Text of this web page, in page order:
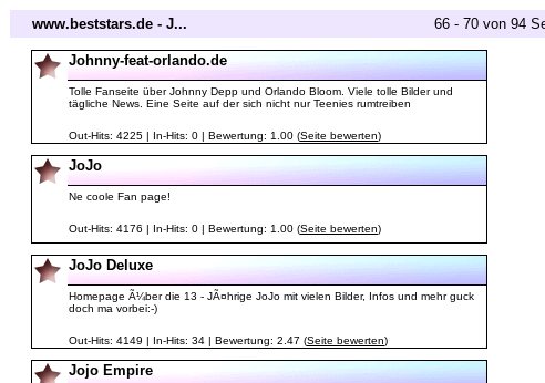
www.beststars.de - J... 66 - 70 von 94
Johnny-feat-orlando.de
Tolle Fanseite über Johnny Depp und Orlando Bloom. Viele tolle Bilder und
tägliche News. Eine Seite auf der sich nicht nur Teenies rumtreiben
Out-Hits: 4225 | In-Hits: 0 | Bewertung: 1.00 (Seite bewerten)
JoJo
Ne coole Fan page!
Out-Hits: 4176 | In-Hits: 0 | Bewertung: 1.00 (Seite bewerten)
JoJo Deluxe
Homepage Ã¼ber die 13 - JÃ¤hrige JoJo mit vielen Bilder, Infos und mehr guck
doch ma vorbei:-)
Out-Hits: 4149 | In-Hits: 34 | Bewertung: 2.47 (Seite bewerten)
Jojo Empire